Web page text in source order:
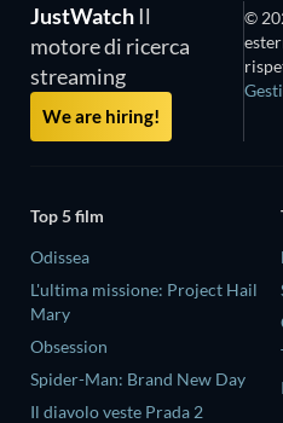
JustWatch Il
motore di ricerca
streaming
We are hiring!
©
Top 5 film
Odissea
L'ultima missione: Project Hail
Mary
Obsession
Spider-Man: Brand New Day
Il diavolo veste Prada 2